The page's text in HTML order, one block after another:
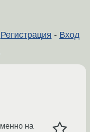
Регистрация - Вход
на